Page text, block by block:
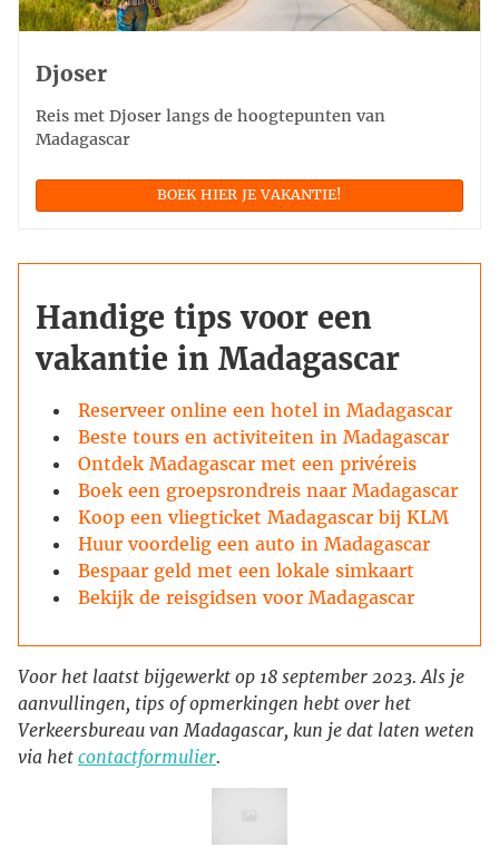
Djoser
Reis met Djoser langs de hoogtepunten van
Madagascar
BOEK HIER JE VAKANTIE!
Handige tips voor een
vakantie in Madagascar
Reserveer online een hotel in Madagascar
Beste tours en activiteiten in Madagascar
Ontdek Madagascar met een privéreis
Boek een groepsrondreis naar Madagascar
Koop een vliegticket Madagascar bij KLM
Huur voordelig een auto in Madagascar
Bespaar geld met een lokale simkaart
Bekijk de reisgidsen voor Madagascar
Voor het laatst bijgewerkt op 18 september 2023. Als je
aanvullingen, tips of opmerkingen hebt over het
Verkeersbureau van Madagascar, kun je dat laten weten
via het contactformulier.